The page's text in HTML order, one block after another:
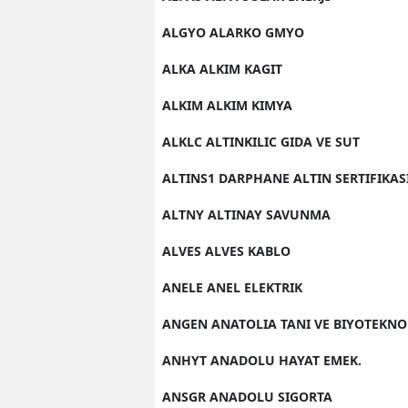
ALGYO ALARKO GMYO
ALKA ALKIM KAGIT
ALKIM ALKIM KIMYA
ALKLC ALTINKILIC GIDA VE SUT
ALTINS1 DARPHANE ALTIN
ALTNY ALTINAY SAVUNMA
ALVES ALVES KABLO
ANELE ANEL ELEKTRIK
ANGEN ANATOLIA TANI VE
ANHYT ANADOLU HAYAT EMEK.
ANSGR ANADOLU SIGORTA